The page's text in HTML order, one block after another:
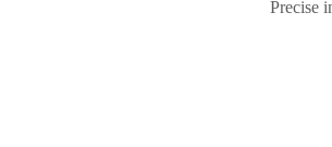
Precise